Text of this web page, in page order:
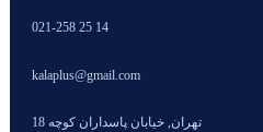
14 25 021-258
kalaplus@gmail.com
تهران, خیابان پاسداران کوچه 18